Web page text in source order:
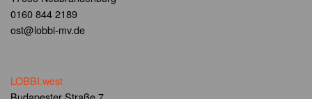
0160 844 2189
ost@lobbi-mv.de
LOBBI.west